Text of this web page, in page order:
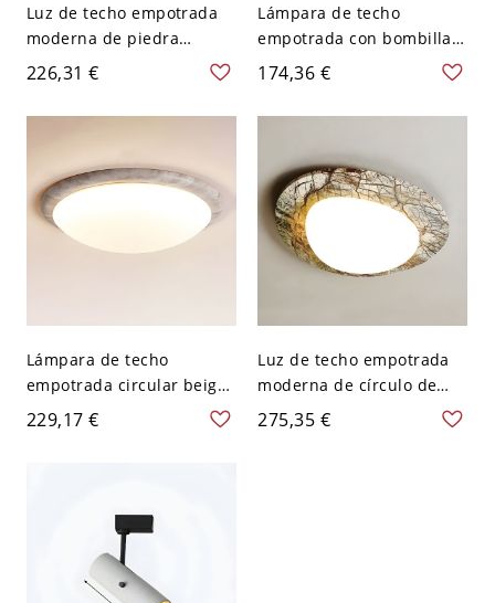
Luz de techo empotrada
moderna de piedra
rectangular beige con
pantalla acrílica blanca -
110 A 120 V 27,94 cm
226,31 €
Lámpara de techo
empotrada con bombillas
LED de círculo de piedra y
pantalla blanca para
decoración de hogar
26,67 cm
174,36 €
Lámpara de techo
empotrada circular beige
elegante con pantalla
acrílica y bombillas LED -
229,17 €
Luz de techo empotrada
moderna de círculo de
piedra beige con pantalla
acrílica - 110 A 120 V
275,35 €